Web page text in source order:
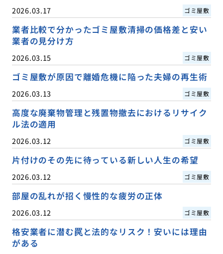
2026.03.17 ゴミ屋敷
業者比較で分かったゴミ屋敷清掃の価格差と安い
業者の見分け方
2026.03.15 ゴミ屋敷
ゴミ屋敷が原因で離婚危機に陥った夫婦の再生術
2026.03.13 ゴミ屋敷
高度な廃棄物管理と残置物撤去におけるリサイク
ル法の適用
2026.03.12 ゴミ屋敷
片付けのその先に待っている新しい人生の希望
2026.03.12 ゴミ屋敷
部屋の乱れが招く慢性的な疲労の正体
2026.03.12 ゴミ屋敷
格安業者に潜む罠と法的なリスク！安いには理由
がある